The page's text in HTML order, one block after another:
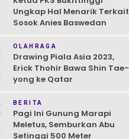
Ungkap Hal Menarik Terkait
Sosok Anies Baswedan
OLAHRAGA
Drawing Piala Asia 2023,
Erick Thohir Bawa Shin Tae-
yong ke Qatar
BERITA
Pagi Ini Gunung Marapi
Meletus, Semburkan Abu
Setinggi 500 Meter